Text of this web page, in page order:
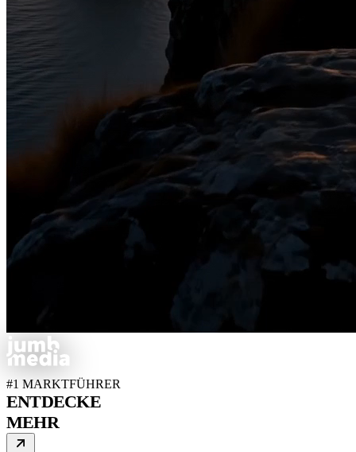
#1 MARKTFÜHRER
ENTDECKE
MEHR